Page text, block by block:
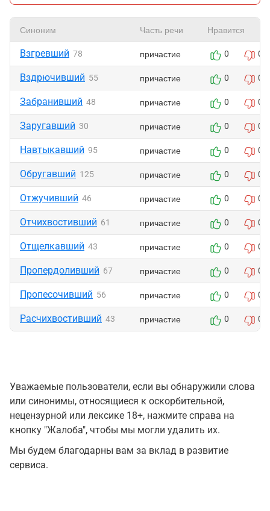
Синоним Часть речи Нравится
Взгревший 78 причастие 0 0
Вздрючивший 55 причастие 0 0
Забранивший 48 причастие 0 0
Заругавший 30 причастие 0 0
Навтыкавший 95 причастие 0 0
Обругавший 125 причастие 0 0
Отжучивший 46 причастие 0 0
Отчихвостивший 61 причастие 0 0
Отщелкавший 43 причастие 0 0
Пропердоливший 67 причастие 0 0
Пропесочивший 56 причастие 0 0
Расчихвостивший 43 причастие 0 0
Уважаемые пользователи, если вы обнаружили слова
или синонимы, относящиеся к оскорбительной,
нецензурной или лексике 18+, нажмите справа на
кнопку "Жалоба", чтобы мы могли удалить их.
Мы будем благодарны вам за вклад в развитие
сервиса.